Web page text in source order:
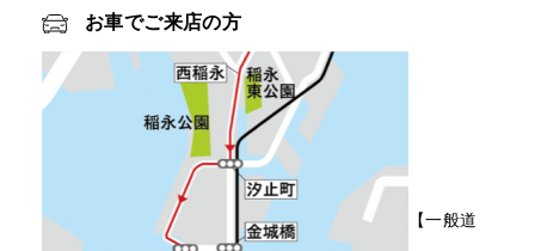
お車でご来店の方
【一般道